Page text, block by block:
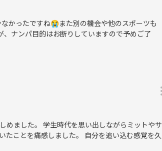
かったですね😭また別の機会や他のスポーツも
ナンパ目的はお断りしていますので予めご了
めました。 学生時代を思い出しながらミットやサ
たことを痛感しました。 自分を追い込む感覚を久